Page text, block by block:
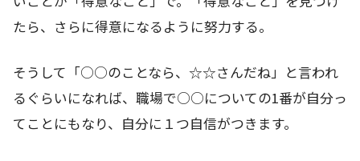
たら、さらに得意になるように努力する。
そうして「○○のことなら、☆☆さんだね」と言われ
るぐらいになれば、職場で○○についての1番が自分っ
てことにもなり、自分に１つ自信がつきます。